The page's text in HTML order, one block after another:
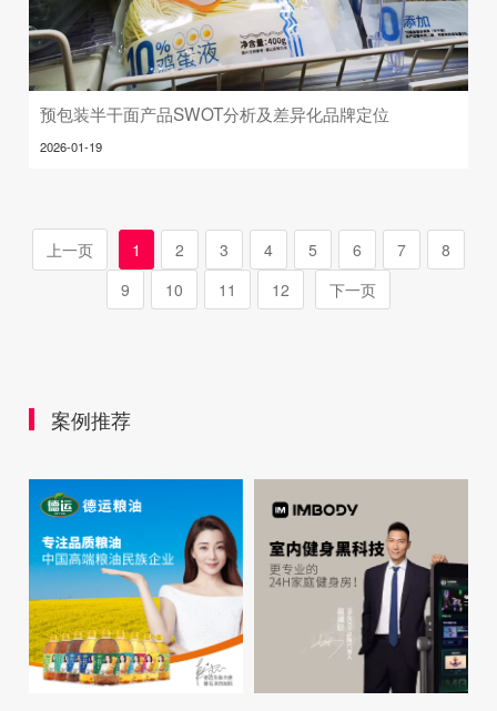
预包装半干面产品SWOT分析及差异化品牌定位
2026-01-19
上一页 1 2 3 4 5 6 7
8
9
10 11 12 下一页
案例推荐